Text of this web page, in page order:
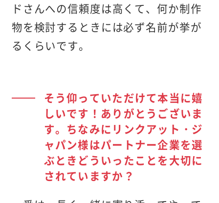
ドさんへの信頼度は高くて、何か制作
物を検討するときには必ず名前が挙が
るくらいです。
そう仰っていただけて本当に嬉
しいです！ありがとうございま
す。ちなみにリンクアット・ジ
ャパン様はパートナー企業を選
ぶときどういったことを大切に
されていますか？